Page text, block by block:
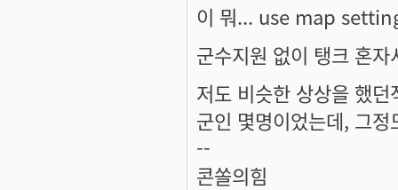
이 뭐... use map
군수지원 없이 탱크 혼
저도 비슷한 상상을 했
군인 몇명이었는데, 그
--
콘쏠의힘